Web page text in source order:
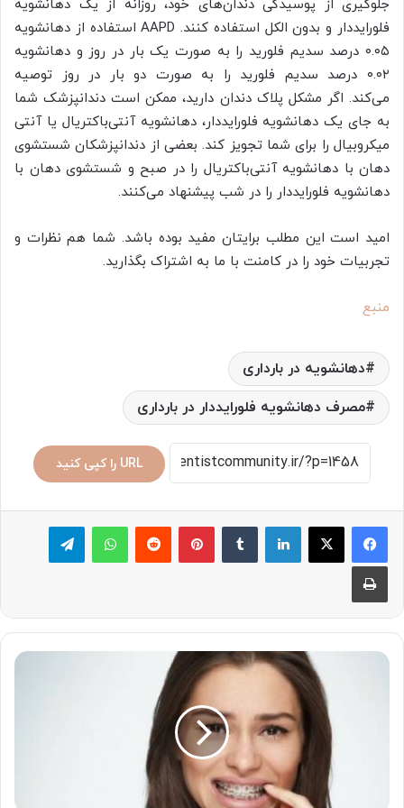
جلوگیری از پوسیدگی دندان‌های خود، روزانه از یک دهانشویه
فلورایددار و بدون الکل استفاده کنند. AAPD استفاده از دهانشویه
۰.۰۵ درصد سدیم فلورید را به صورت یک بار در روز و دهانشویه
۰.۰۲ درصد سدیم فلورید را به صورت دو بار در روز توصیه
می‌کند. اگر مشکل پلاک دندان دارید، ممکن است دندانپزشک شما
به جای یک دهانشویه فلورایددار، دهانشویه آنتی‌باکتریال یا آنتی
میکروبیال را برای شما تجویز کند. بعضی از دندانپزشکان شستشوی
دهان با دهانشویه آنتی‌باکتریال را در صبح و شستشوی دهان با
دهانشویه فلورایددار را در شب پیشنهاد می‌کنند.
امید است این مطلب برایتان مفید بوده باشد. شما هم نظرات و
تجربیات خود را در کامنت با ما به اشتراک بگذارید.
منبع
دهانشویه در بارداری
مصرف دهانشویه فلورایددار در بارداری
URL را کپی کنید
لینکدین ‫تامبلر پینترست‫رددیت واتس آپ تلگرام
چاپ
درد